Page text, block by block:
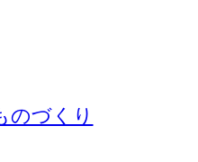
のづくり